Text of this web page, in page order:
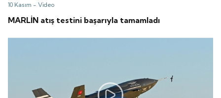
10 Kasım -Video
MARLİN atış testini başarıyla tamamladı